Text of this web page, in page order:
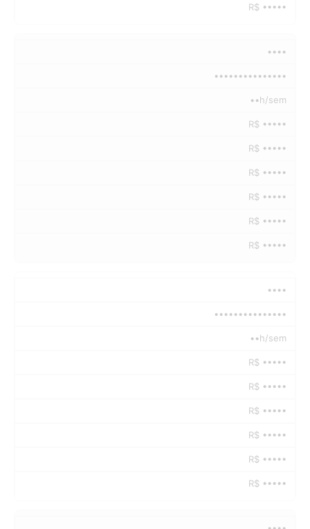
R$ •••••
••••
•••••••••••••••
••h/sem
R$ •••••
R$ •••••
R$ •••••
R$ •••••
R$ •••••
R$ •••••
••••
•••••••••••••••
••h/sem
R$ •••••
R$ •••••
R$ •••••
R$ •••••
R$ •••••
R$ •••••